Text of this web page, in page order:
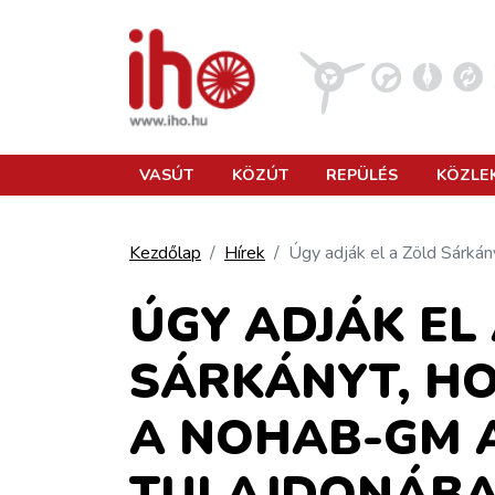
REPÜLÉS
KÖZLEKEDÉSFEJLESZTÉS
ELLÁTÁSI LÁNC
VASÚT KÖZÚT REPÜLÉS
Kezdőlap Hírek Úgy adják el a Zöld
ÚGY ADJÁK
SÁRKÁNYT,
A NOHAB-GM